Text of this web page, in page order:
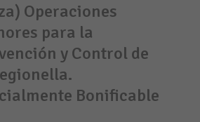
Operaciones
para la
y Control de
Bonificable